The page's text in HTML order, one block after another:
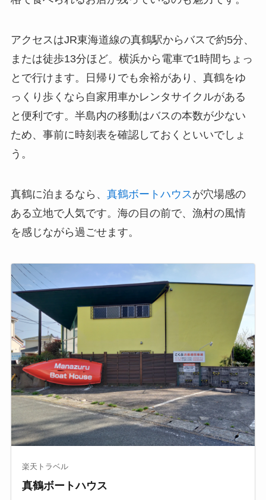
アクセスはJR東海道線の真鶴駅からバスで約5分、
または徒歩13分ほど。横浜から電車で1時間ちょっ
とで行けます。日帰りでも余裕があり、真鶴をゆ
っくり歩くなら自家用車かレンタサイクルがある
と便利です。半島内の移動はバスの本数が少ない
ため、事前に時刻表を確認しておくといいでしょ
う。
真鶴に泊まるなら、 真鶴ボートハウス が穴場感の
ある立地で人気です。海の目の前で、漁村の風情
を感じながら過ごせます。
楽天トラベル
真鶴ボートハウス